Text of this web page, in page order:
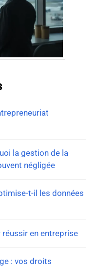
la gestion de la
négligée
t-il les données
en entreprise
: vos droits